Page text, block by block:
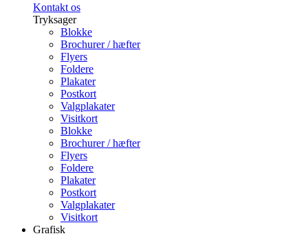
Kontakt os
Tryksager
Blokke
Brochurer / hæfter
Flyers
Foldere
Plakater
Postkort
Valgplakater
Visitkort
Blokke
Brochurer / hæfter
Flyers
Foldere
Plakater
Postkort
Valgplakater
Visitkort
Grafisk